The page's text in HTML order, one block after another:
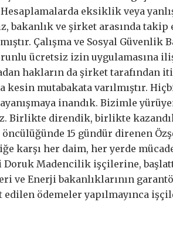
eksiklik veya
bakanlık ve şirket arasında takip
Çalışma ve Sosyal Güvenlik
ücretsiz izin uygulamasına
hakların da şirket tarafından
mutabakata varılmıştır.
inandık. Bizimle
Birlikte direndik, birlikte
15 gündür direnen
karşı her daim, her yerde
Doruk Madencilik işçilerine,
ve Enerji bakanlıklarının
ödemeler yapılmayınca